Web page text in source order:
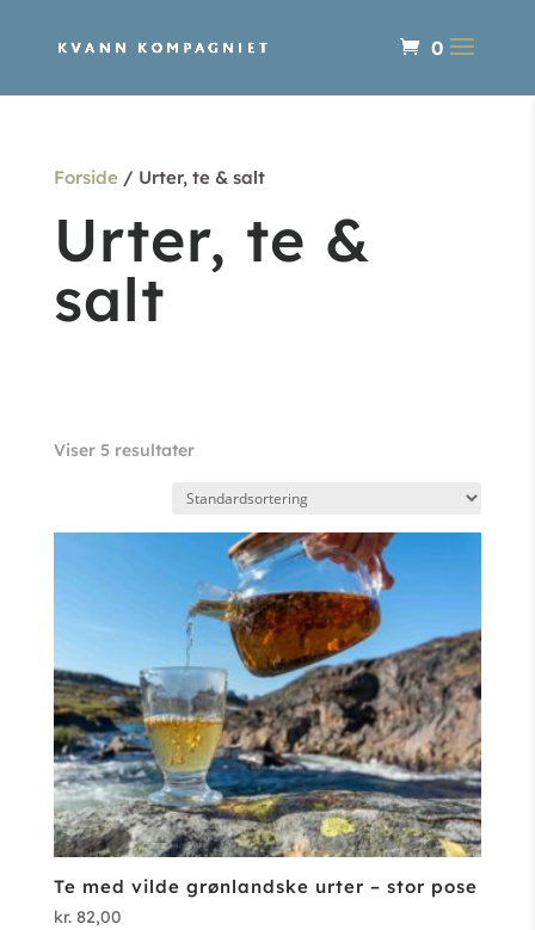
0
Forside/ Urter, te & salt
Urter, te &
salt
Viser 5 resultater
Te med vilde grønlandske urter – stor pose
kr.82,00